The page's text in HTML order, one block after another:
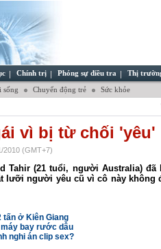
Chính trị Phóng sự điều tra Thị
sống Chuyển động trẻ Sức khỏe
vì bị từ chối 'yêu'
2010 (GMT+7)
Tahir (21 tuổi, người Australia) đã
lưỡi người yêu cũ vì cô này không
tấn ở Kiên Giang
bay rước dâu
nghi án clip sex?